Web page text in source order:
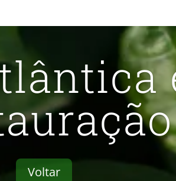
Voltar